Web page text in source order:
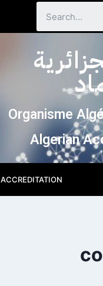
Organisme
Algerian
ACCREDITATION